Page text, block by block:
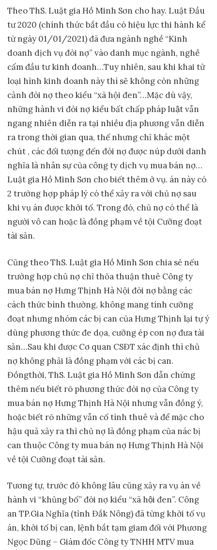
Theo ThS. Luật gia Hồ Minh Sơn cho hay. Luật Đầu
tư 2020 (chính thức bắt đầu có hiệu lực thi hành kể
từ ngày 01/01/2021) đã đưa ngành nghề “Kinh
doanh dịch vụ đòi nợ” vào danh mục ngành, nghề
cấm đầu tư kinh doanh…Tuy nhiên, sau khi khai tử
loại hình kinh doanh này thì sẽ không còn những
cảnh đòi nợ theo kiểu “xã hội đen”…Mặc dù vậy,
những hành vi đòi nợ kiểu bất chấp pháp luật vẫn
ngang nhiên diễn ra tại nhiều địa phương vẫn diễn
ra trong thời gian qua, thế nhưng chỉ khác một
chút , các đối tượng đến đòi nợ được núp dưới danh
nghĩa là nhân sự của công ty dịch vụ mua bán nợ…
Luật gia Hồ Minh Sơn cho biết thêm ở vụ. án này có
2 trường hợp pháp lý có thể xảy ra với chủ nợ sau
khi vụ án được khởi tố. Trong đó, chủ nợ có thể là
người vô can hoặc là đồng phạm về tội Cưỡng đoạt
tài sản.
Cũng theo ThS. Luật gia Hồ Minh Sơn chia sẻ nếu
trường hợp chủ nợ chỉ thỏa thuận thuê Công ty
mua bán nợ Hưng Thịnh Hà Nội đòi nợ bằng các
cách thức bình thường, không mang tính cưỡng
đoạt nhưng nhóm các bị can của Hưng Thịnh lại tự ý
dùng phương thức đe dọa, cưỡng ép con nợ đưa tài
sản…Sau khi được Cơ quan CSĐT xác định thì chủ
nợ không phải là đồng phạm với các bị can.
Đồngthời, ThS. Luật gia Hồ Minh Sơn dẫn chứng
thêm nếu biết rõ phương thức đòi nợ của Công ty
mua bán nợ Hưng Thịnh Hà Nội nhưng vẫn đồng ý,
hoặc biết rõ những vẫn cố tình thuê và để mặc cho
hậu quả xảy ra thì chủ nợ là đồng phạm của nác bị
can thuộc Công ty mua bán nợ Hưng Thịnh Hà Nội
về tội Cưỡng đoạt tài sản.
Tương tự, trước đó không lâu cũng xảy ra vụ án về
hành vi “khủng bố” đòi nợ kiểu “xã hội đen”. Công
an TP.Gia Nghĩa (tỉnh Đắk Nông) đã từng khởi tố vụ
án, khởi tố bị can, lệnh bắt tạm giam đối với Phương
Ngọc Dũng – Giám đốc Công ty TNHH MTV mua